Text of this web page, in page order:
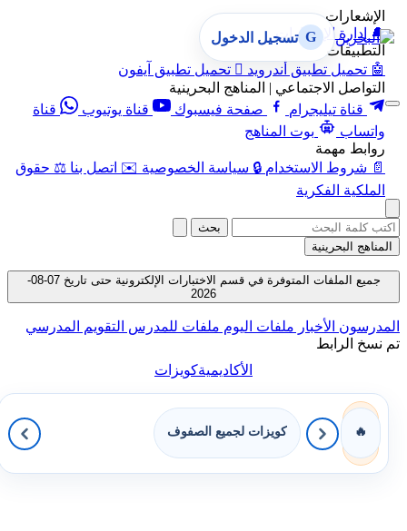
الإشعارات
🔔
إدارة الإشعارات
التطبيقات
🤖 تحميل تطبيق أندرويد  تحميل تطبيق آيفون
التواصل الاجتماعي | المناهج البحرينية
قناة تيليجرام
صفحة فيسبوك قناة يوتيوب
قناة
واتساب
بوت المناهج
روابط مهمة
📄 شروط الاستخدام 🔒 سياسة الخصوصية ✉️ اتصل بنا ⚖️ حقوق
الملكية الفكرية
G تسجيل الدخول
بحث
المناهج البحرينية
جميع الملفات المتوفرة في قسم الاختبارات الإلكترونية حتى تاريخ 07-08-
2026
المدرسون الأخبار ملفات اليوم ملفات للمدرس التقويم المدرسي
تم نسخ الرابط
الأكاديميةكويزات
🔥 كويزات لجميع الصفوف